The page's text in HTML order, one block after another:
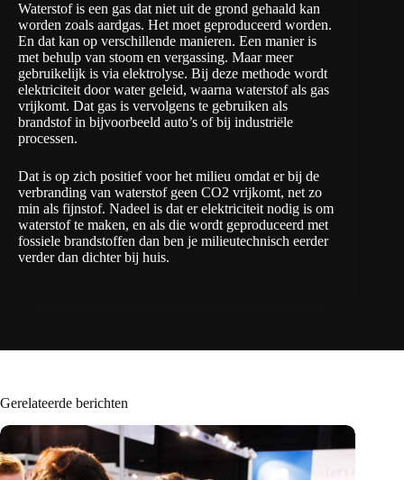
Waterstof is een gas dat niet uit de grond gehaald kan
worden zoals aardgas. Het moet geproduceerd worden.
En dat kan op verschillende manieren. Een manier is
met behulp van stoom en vergassing. Maar meer
gebruikelijk is via elektrolyse. Bij deze methode wordt
elektriciteit door water geleid, waarna waterstof als gas
vrijkomt. Dat gas is vervolgens te gebruiken als
brandstof in bijvoorbeeld auto’s of bij industriële
processen.
Dat is op zich positief voor het milieu omdat er bij de
verbranding van waterstof geen CO2 vrijkomt, net zo
min als fijnstof. Nadeel is dat er elektriciteit nodig is om
waterstof te maken, en als die wordt geproduceerd met
fossiele brandstoffen dan ben je milieutechnisch eerder
verder dan dichter bij huis.
Gerelateerde berichten